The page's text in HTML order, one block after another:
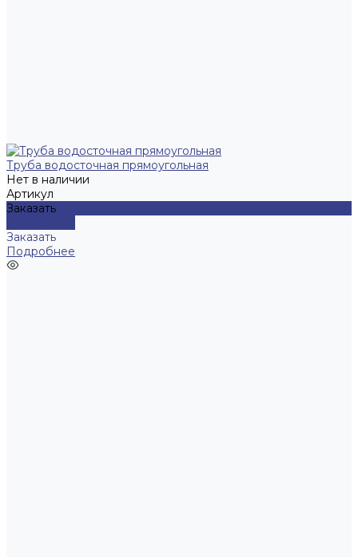
Труба водосточная прямоугольная
Нет в наличии
Артикул
Заказать
Заказать
Подробнее